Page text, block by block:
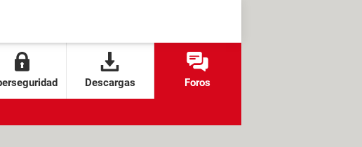
Descargas Foros